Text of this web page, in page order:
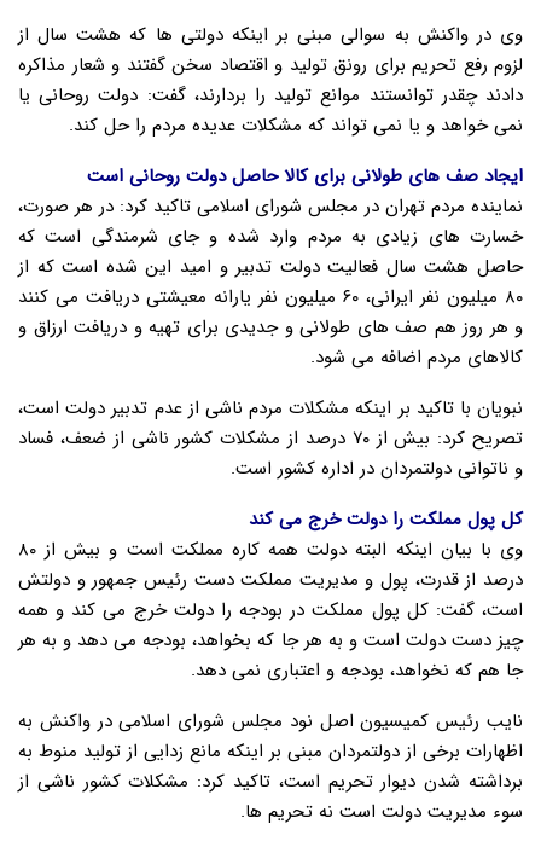
وی در واکنش به سوالی مبنی بر اینکه دولتی ها که هشت سال از
لزوم رفع تحریم برای رونق تولید و اقتصاد سخن گفتند و شعار مذاکره
دادند چقدر توانستند موانع تولید را بردارند، گفت: دولت روحانی یا
نمی خواهد و یا نمی تواند که مشکلات عدیده مردم را حل کند.
ایجاد صف های طولانی برای کالا حاصل دولت روحانی است
نماینده مردم تهران در مجلس شورای اسلامی تاکید کرد: در هر صورت،
خسارت های زیادی به مردم وارد شده و جای شرمندگی است که
حاصل هشت سال فعالیت دولت تدبیر و امید این شده است که از
۸۰ میلیون نفر ایرانی، ۶۰ میلیون نفر یارانه معیشتی دریافت می کنند
و هر روز هم صف های طولانی و جدیدی برای تهیه و دریافت ارزاق و
کالاهای مردم اضافه می شود.
نبویان با تاکید بر اینکه مشکلات مردم ناشی از عدم تدبیر دولت است،
تصریح کرد: بیش از ۷۰ درصد از مشکلات کشور ناشی از ضعف، فساد
و ناتوانی دولتمردان در اداره کشور است.
کل پول مملکت را دولت خرج می کند
وی با بیان اینکه البته دولت همه کاره مملکت است و بیش از ۸۰
درصد از قدرت، پول و مدیریت مملکت دست رئیس جمهور و دولتش
است، گفت: کل پول مملکت در بودجه را دولت خرج می کند و همه
چیز دست دولت است و به هر جا که بخواهد، بودجه می دهد و به هر
جا هم که نخواهد، بودجه و اعتباری نمی دهد.
نایب رئیس کمیسیون اصل نود مجلس شورای اسلامی در واکنش به
اظهارات برخی از دولتمردان مبنی بر اینکه مانع زدایی از تولید منوط به
برداشته شدن دیوار تحریم است، تاکید کرد: مشکلات کشور ناشی از
سوء مدیریت دولت است نه تحریم ها.